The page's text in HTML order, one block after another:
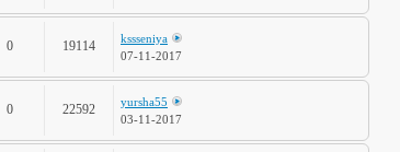
0 19114
kssseniya
07-11-2017
0 22592
yursha55
03-11-2017